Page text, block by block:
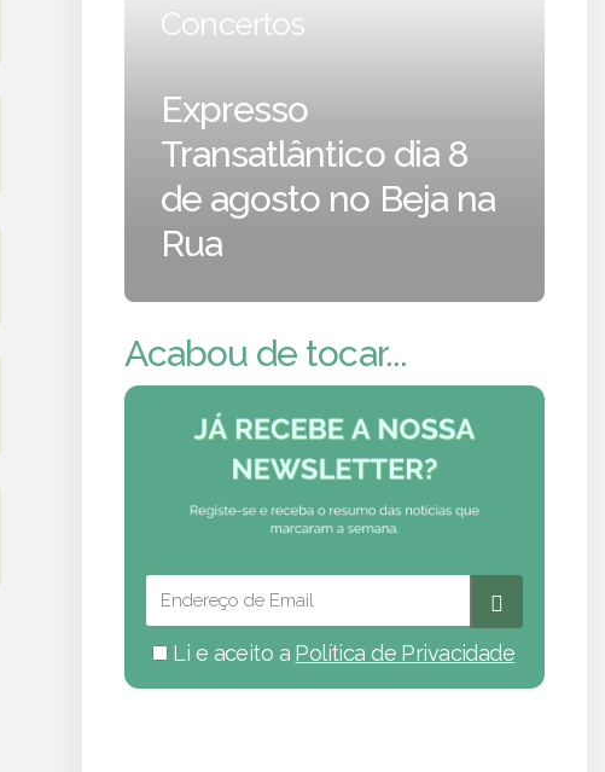
Concertos
Expresso
Transatlântico dia 8
de agosto no Beja na
Rua
Acabou de tocar...
Li e aceito a Política de Privacidade